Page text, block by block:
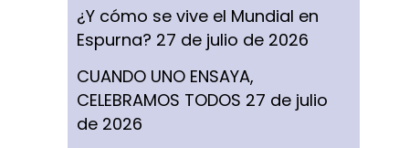
¿Y cómo se vive el Mundial en
Espurna? 27 de julio de 2026
CUANDO UNO ENSAYA,
CELEBRAMOS TODOS 27 de julio
de 2026